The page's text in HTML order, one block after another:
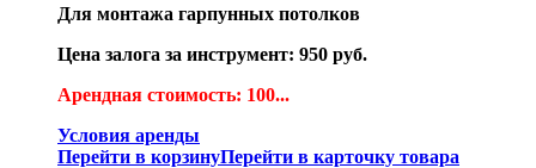
Для монтажа гарпунных потолков
Цена залога за инструмент: 950 руб.
Арендная стоимость: 100...
Условия аренды
Перейти в корзинуПерейти в карточку товара